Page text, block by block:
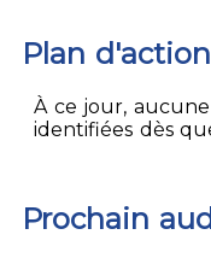
Plan d'action
À ce jour,
identifiées dès
Prochain